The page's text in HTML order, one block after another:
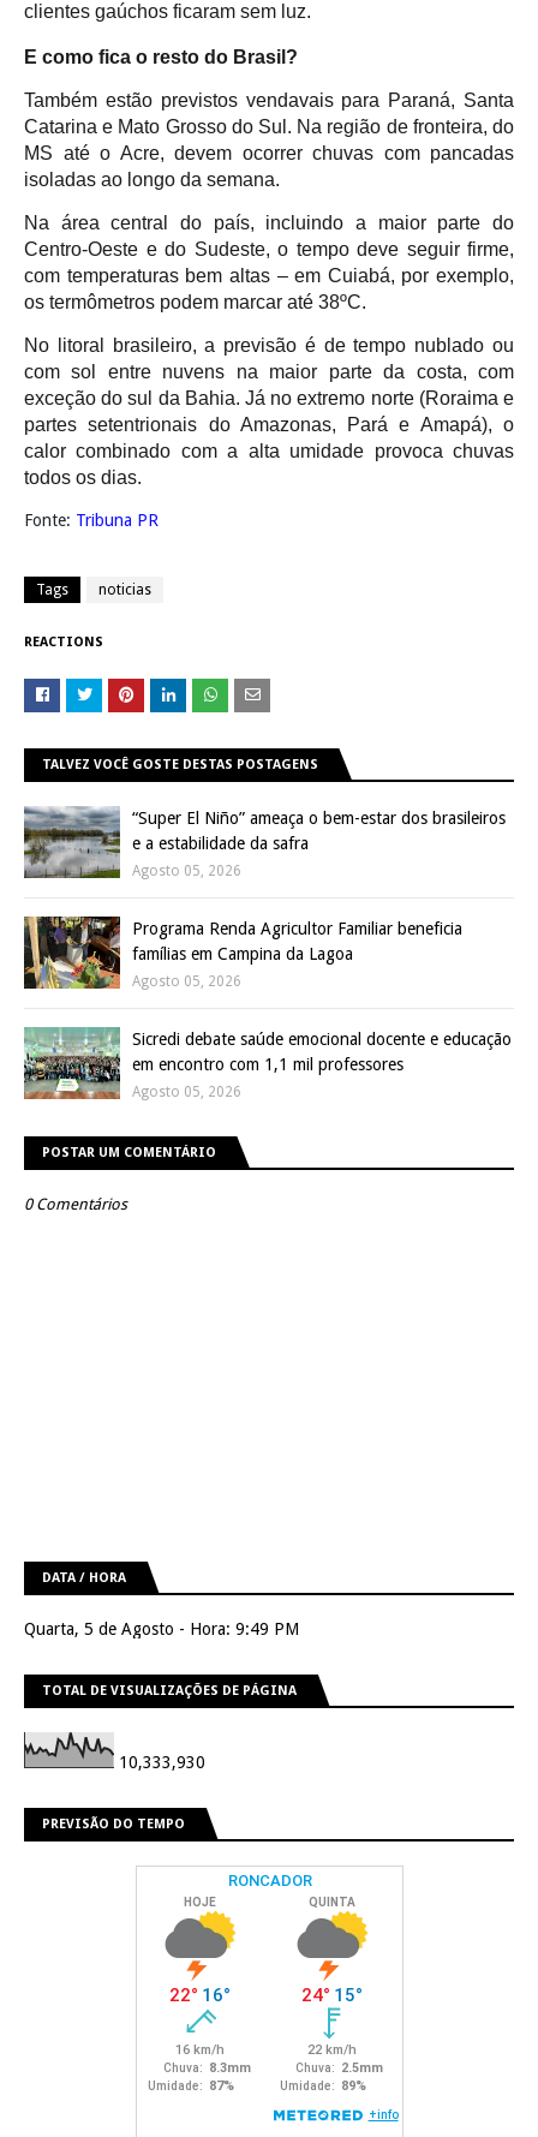
clientes gaúchos ficaram sem luz.
E como fica o resto do Brasil?
Também estão previstos vendavais para Paraná, Santa
Catarina e Mato Grosso do Sul. Na região de fronteira, do
MS até o Acre, devem ocorrer chuvas com pancadas
isoladas ao longo da semana.
Na área central do país, incluindo a maior parte do
Centro-Oeste e do Sudeste, o tempo deve seguir firme,
com temperaturas bem altas – em Cuiabá, por exemplo,
os termômetros podem marcar até 38ºC.
No litoral brasileiro, a previsão é de tempo nublado ou
com sol entre nuvens na maior parte da costa, com
exceção do sul da Bahia. Já no extremo norte (Roraima e
partes setentrionais do Amazonas, Pará e Amapá), o
calor combinado com a alta umidade provoca chuvas
todos os dias.
Fonte: Tribuna PR
Tags noticias
REACTIONS
TALVEZ VOCÊ GOSTE DESTAS POSTAGENS
“Super El Niño” ameaça o bem-estar dos brasileiros
e a estabilidade da safra
Agosto 05, 2026
Programa Renda Agricultor Familiar beneficia
famílias em Campina da Lagoa
Agosto 05, 2026
Sicredi debate saúde emocional docente e educação
em encontro com 1,1 mil professores
Agosto 05, 2026
POSTAR UM COMENTÁRIO
0 Comentários
DATA / HORA
Quarta, 5 de Agosto - Hora: 9:49 PM
TOTAL DE VISUALIZAÇÕES DE PÁGINA
10,333,930
PREVISÃO DO TEMPO